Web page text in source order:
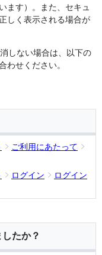
ます）。また、セキュ
しく表示される場合が
しない場合は、以下の
わせください。
ご利用にあたって
ログイン
ログイン
たか？